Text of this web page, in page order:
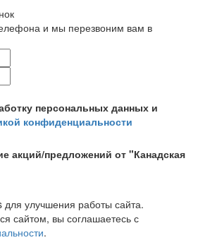
и мы перезвоним вам в
персональных данных и
конфиденциальности
акций/предложений от "Канадская
улучшения работы сайта.
сайтом, вы соглашаетесь с
.